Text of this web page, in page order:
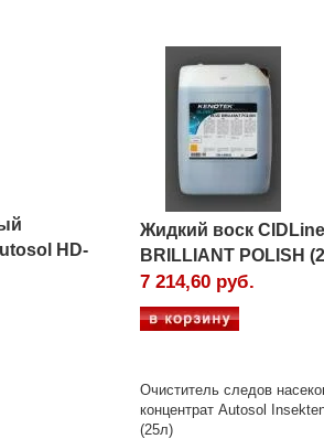
HD-
Жидкий воск
BRILLIANT POLISH
7 214,60 руб.
Очиститель следов
концентрат Autosol
(25л)